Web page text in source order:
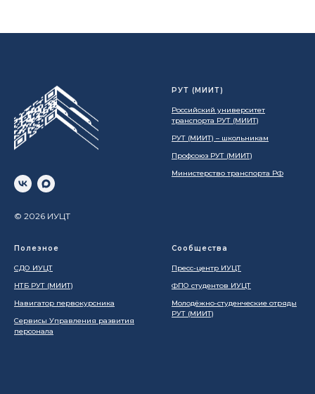
© 2026 ИУЦТ
РУТ (МИИТ)
Российский университет
транспорта РУТ (МИИТ)
РУТ (МИИТ) – школьникам
Профсоюз РУТ (МИИТ)
Министерство транспорта РФ
Полезное
СДО ИУЦТ
НТБ РУТ (МИИТ)
Навигатор первокурсника
Сервисы Управления развития
персонала
Сообщества
Пресс-центр ИУЦТ
ФПО студентов ИУЦТ
Молодёжно-студенческие отряды
РУТ (МИИТ)